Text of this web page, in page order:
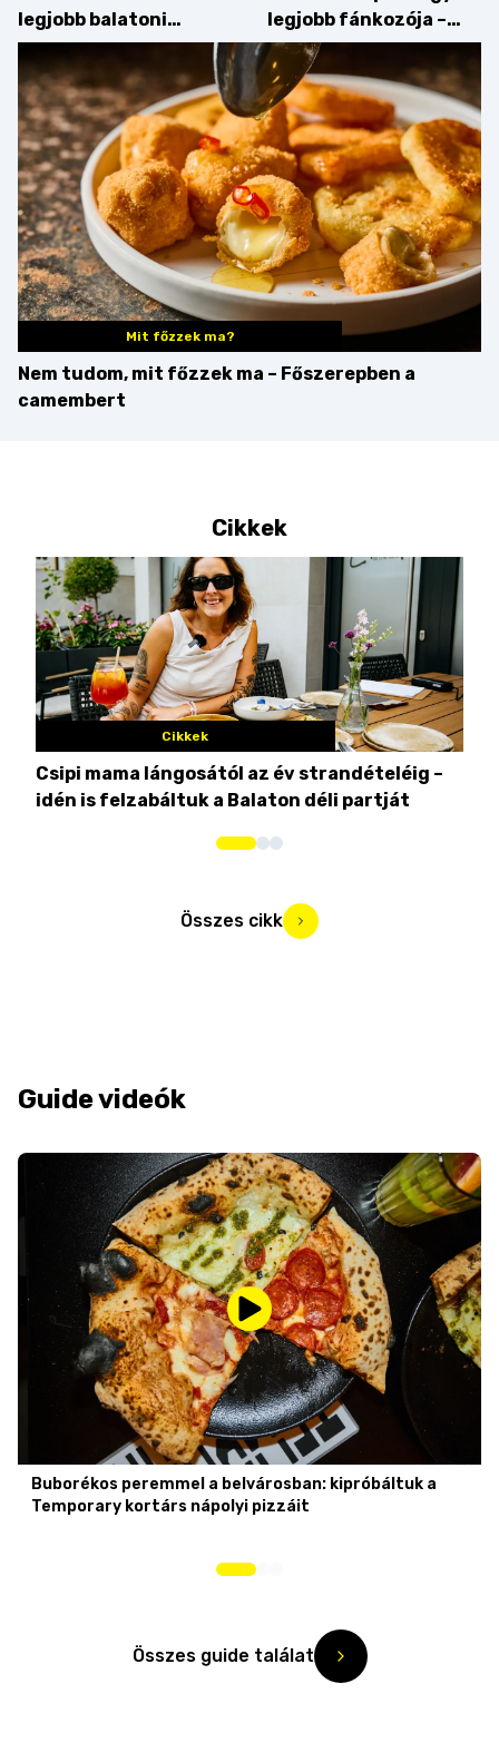
legjobb balatoni
strandételei –
végigkóstoltuk a
győzteseket
legjobb fánkozója –
búcsúzik a Pampushka
Mit főzzek ma?
Nem tudom, mit főzzek ma – Főszerepben a
camembert
Cikkek
Cikkek
Csipi mama lángosától az év strandételéig –
idén is felzabáltuk a Balaton déli partját
Összes cikk
Guide videók
Buborékos peremmel a belvárosban: kipróbáltuk a
Temporary kortárs nápolyi pizzáit
Összes guide találat